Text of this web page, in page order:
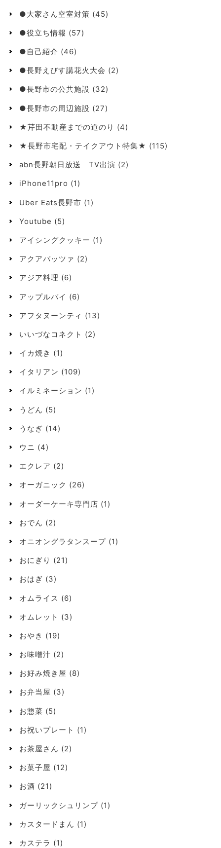
●大家さん空室対策 (45)
●役立ち情報 (57)
●自己紹介 (46)
●長野えびす講花火大会 (2)
●長野市の公共施設 (32)
●長野市の周辺施設 (27)
★芹田不動産までの道のり (4)
★長野市宅配・テイクアウト特集★ (115)
abn長野朝日放送 TV出演 (2)
iPhone11pro (1)
Uber Eats長野市 (1)
Youtube (5)
アイシングクッキー (1)
アクアパッツァ (2)
アジア料理 (6)
アップルパイ (6)
アフタヌーンティ (13)
いいづなコネクト (2)
イカ焼き (1)
イタリアン (109)
イルミネーション (1)
うどん (5)
うなぎ (14)
ウニ (4)
エクレア (2)
オーガニック (26)
オーダーケーキ専門店 (1)
おでん (2)
オニオングラタンスープ (1)
おにぎり (21)
おはぎ (3)
オムライス (6)
オムレット (3)
おやき (19)
お味噌汁 (2)
お好み焼き屋 (8)
お弁当屋 (3)
お惣菜 (5)
お祝いプレート (1)
お茶屋さん (2)
お菓子屋 (12)
お酒 (21)
ガーリックシュリンプ (1)
カスタードまん (1)
カステラ (1)